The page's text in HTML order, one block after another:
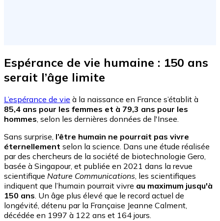
Espérance de vie humaine : 150 ans
serait l’âge limite
L’espérance de vie à la naissance en France s’établit à
85,4 ans pour les femmes et à 79,3 ans pour les
hommes, selon les dernières données de l'Insee.
Sans surprise, l’être humain ne pourrait pas vivre
éternellement selon la science. Dans une étude réalisée
par des chercheurs de la société de biotechnologie Gero,
basée à Singapour, et publiée en 2021 dans la revue
scientifique Nature Communications, les scientifiques
indiquent que l’humain pourrait vivre au maximum jusqu'à
150 ans. Un âge plus élevé que le record actuel de
longévité, détenu par la Française Jeanne Calment,
décédée en 1997 à 122 ans et 164 jours.